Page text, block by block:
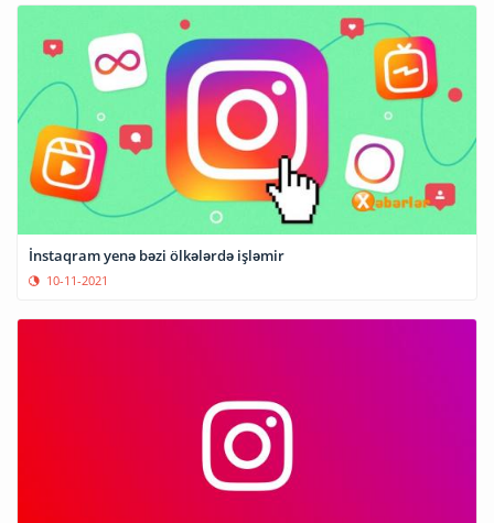
İnstaqram yenə bəzi ölkələrdə işləmir
10-11-2021